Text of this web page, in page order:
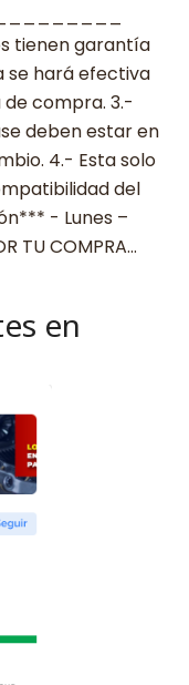
tienen garantía
se hará efectiva
compra. 3.-
deben estar en
4.- Esta solo
del
- Lunes –
TU COMPRA…
en